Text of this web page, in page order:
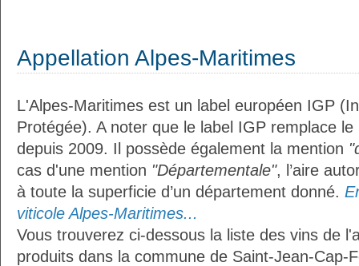
Appellation Alpes-Maritimes
L'Alpes-Maritimes est un label européen IGP
Protégée). A noter que le label IGP remplace
depuis 2009. Il possède également la mention
cas d'une mention "Départementale", l’aire
à toute la superficie d’un département donné.
viticole Alpes-Maritimes...
Vous trouverez ci-dessous la liste des vins de
produits dans la commune de Saint-Jean-Cap-